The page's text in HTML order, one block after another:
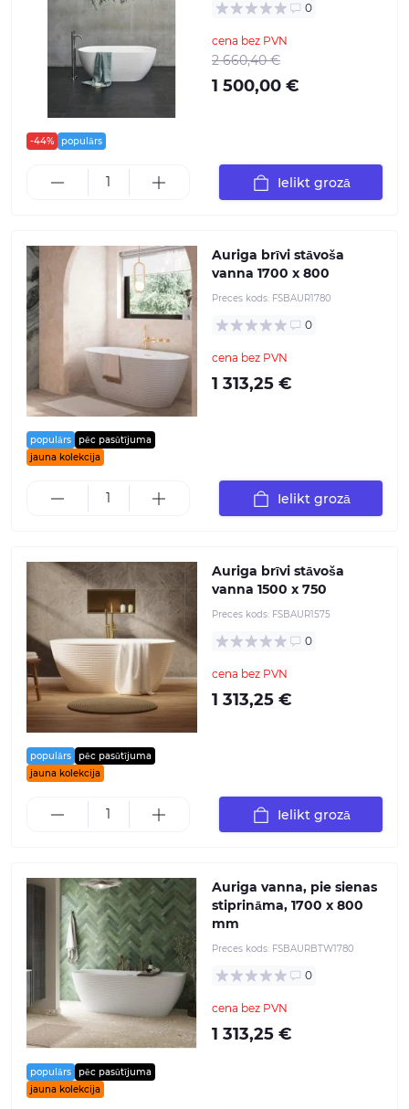
-44% populārs
0
cena bez PVN
2 660,40 €
1 500,00 €
Ielikt grozā
populārs
pēc pasūtījuma
jauna kolekcija
Auriga brīvi stāvoša
vanna 1700 x 800
Preces kods: FSBAUR1780
0
cena bez PVN
1 313,25 €
Ielikt grozā
populārs
pēc pasūtījuma
jauna kolekcija
Auriga brīvi stāvoša
vanna 1500 x 750
Preces kods: FSBAUR1575
0
cena bez PVN
1 313,25 €
Ielikt grozā
populārs
pēc pasūtījuma
jauna kolekcija
Auriga vanna, pie sienas
stiprināma, 1700 x 800
mm
Preces kods: FSBAURBTW1780
0
cena bez PVN
1 313,25 €